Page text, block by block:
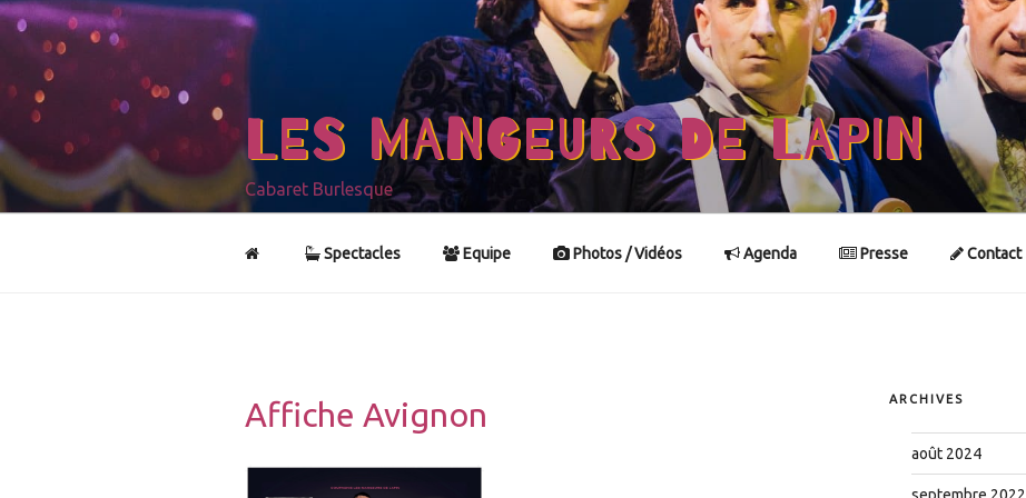
Aller
contenu
principal
LES MANGEURS DE LAPIN
Cabaret Burlesque
Spectacles Equipe Photos / Vidéos Agenda Presse Contact
Affiche Avignon ARCHIVES
août 2024